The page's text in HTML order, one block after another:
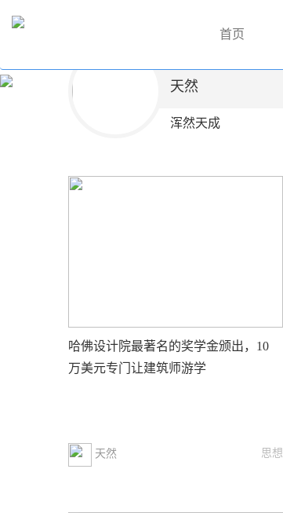
首页
天然
浑然天成
哈佛设计院最著名的奖学金颁出，10
万美元专门让建筑师游学
天然 思想